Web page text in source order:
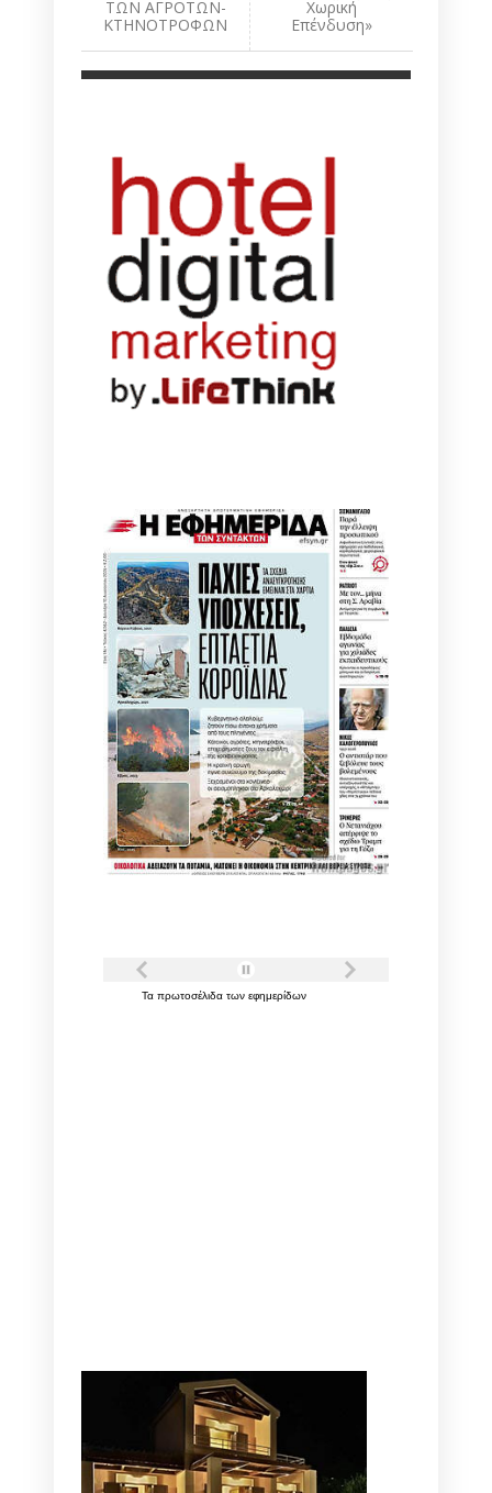
ΤΩΝ ΑΓΡΟΤΩΝ-
ΚΤΗΝΟΤΡΟΦΩΝ
Χωρική
Επένδυση»
Τα πρωτοσέλιδα των εφημερίδων